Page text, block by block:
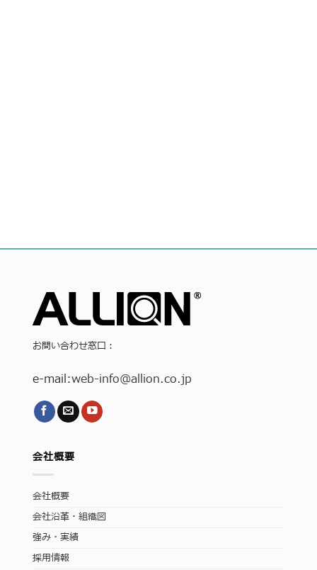
お問い合わせ窓口：
e-mail:web-info@allion.co.jp
会社概要
会社概要
会社沿革・組織図
強み・実績
採用情報